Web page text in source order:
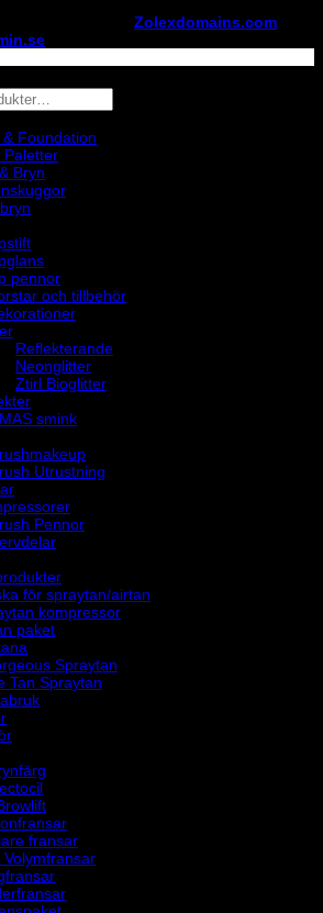
Zolexdomains.com
Foundation
Paletter
Bryn
pennor
och tillbehör
Reflekterande
Neonglitter
Ztirl Bioglitter
smink
Utrustning
Pennor
för spraytan/airtan
kompressor
paket
Spraytan
Tan Spraytan
fransar
Volymfransar